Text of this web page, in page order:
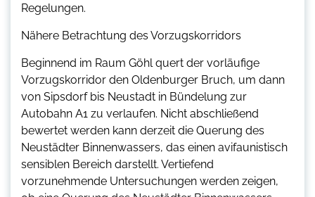
Regelungen.
Nähere Betrachtung des Vorzugskorridors
Beginnend im Raum Göhl quert der vorläufige
Vorzugskorridor den Oldenburger Bruch, um dann
von Sipsdorf bis Neustadt in Bündelung zur
Autobahn A1 zu verlaufen. Nicht abschließend
bewertet werden kann derzeit die Querung des
Neustädter Binnenwassers, das einen avifaunistisch
sensiblen Bereich darstellt. Vertiefend
vorzunehmende Untersuchungen werden zeigen,